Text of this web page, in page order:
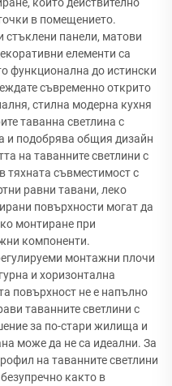
в помещението.
панели, матови
елементи са
функционална до истински
съвременно открито
стилна модерна кухня
таванна светлина с
и подобрява общия дизайн
на таванните светлини с
тяхната съвместимост с
равни тавани, леко
повърхности могат да
монтиране при
компоненти.
монтажни плочи
и хоризонтална
повърхност не е напълно
таванните светлини с
за по-стари жилища и
може да не са идеални. За
на таванните светлини
както в